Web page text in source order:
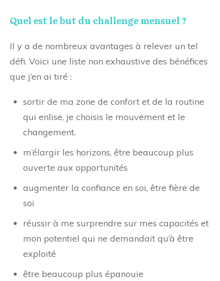
Quel est le but du challenge mensuel ?
Il y a de nombreux avantages à relever un tel
défi. Voici une liste non exhaustive des bénéfices
que j’en ai tiré :
sortir de ma zone de confort et de la routine
qui enlise, je choisis le mouvement et le
changement.
m’élargir les horizons, être beaucoup plus
ouverte aux opportunités
augmenter la confiance en soi, être fière de
soi
réussir à me surprendre sur mes capacités et
mon potentiel qui ne demandait qu’à être
exploité
être beaucoup plus épanouie